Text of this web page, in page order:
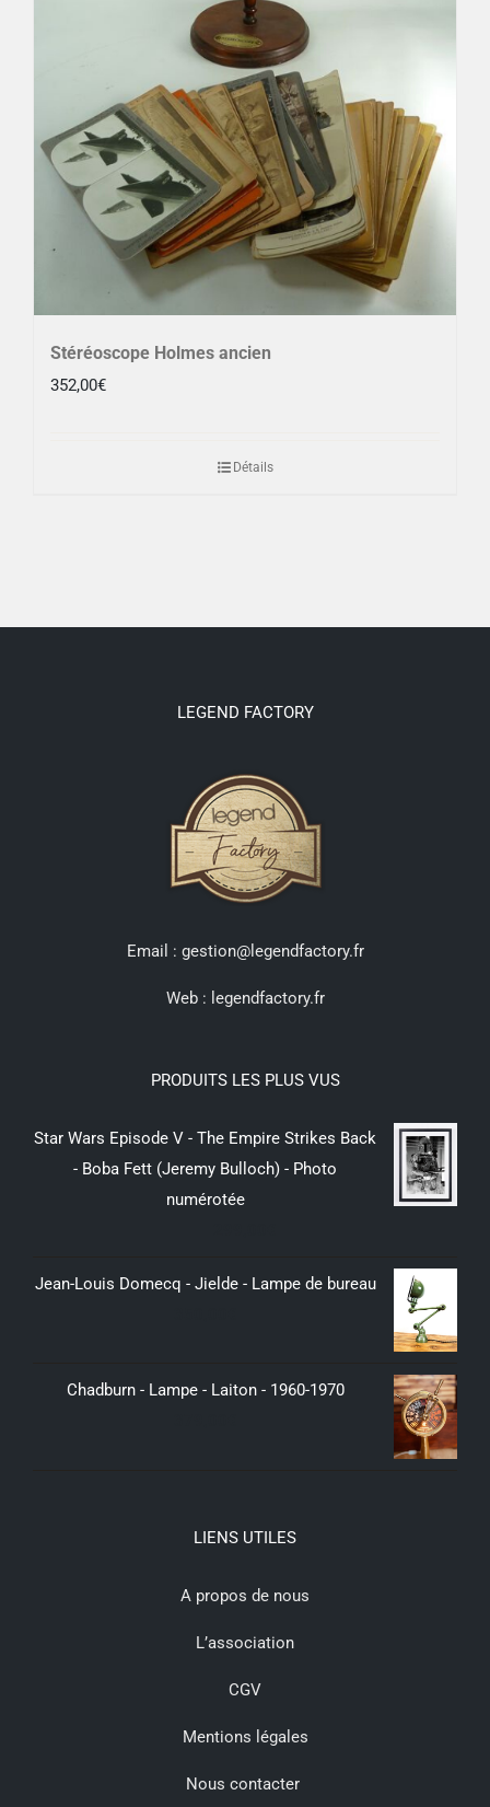
Stéréoscope Holmes ancien
352,00€
Détails
LEGEND FACTORY
Email : gestion@legendfactory.fr
Web : legendfactory.fr
PRODUITS LES PLUS VUS
Star Wars Episode V - The Empire Strikes Back
- Boba Fett (Jeremy Bulloch) - Photo
numérotée
Jean-Louis Domecq - Jielde - Lampe de bureau
Chadburn - Lampe - Laiton - 1960-1970
LIENS UTILES
A propos de nous
L’association
CGV
Mentions légales
Nous contacter